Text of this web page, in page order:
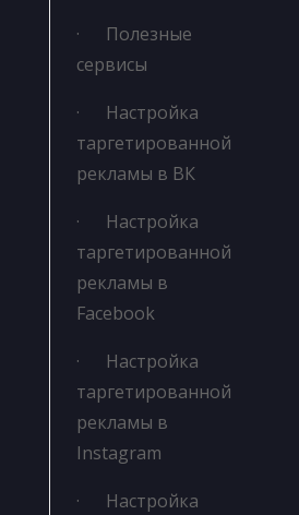
· Полезные
сервисы
· Настройка
таргетированной
рекламы в ВК
· Настройка
таргетированной
рекламы в
Facebook
· Настройка
таргетированной
рекламы в
Instagram
· Настройка